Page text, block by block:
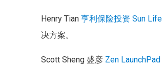
Henry Tian亨利保险投资 Sun Life
决方案。
Scott Sheng 盛彦 Zen LaunchPad